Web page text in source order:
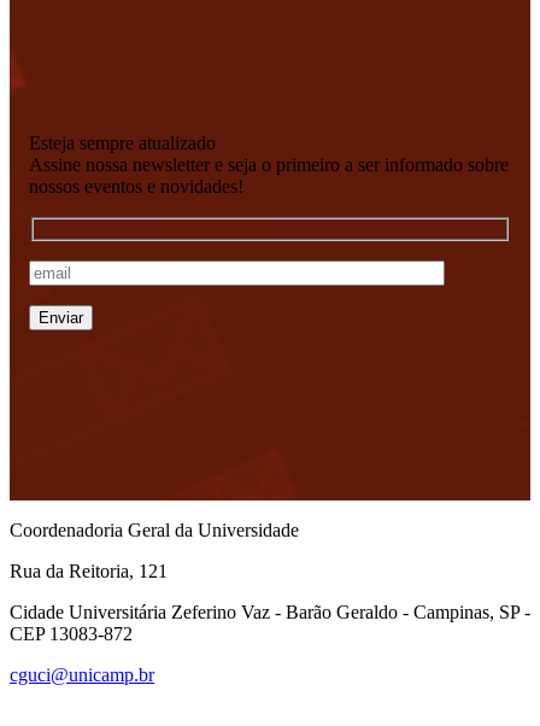
Esteja sempre atualizado
Assine nossa newsletter e seja o primeiro a ser informado sobre
nossos eventos e novidades!
Coordenadoria Geral da Universidade
Rua da Reitoria, 121
Cidade Universitária Zeferino Vaz - Barão Geraldo - Campinas, SP -
CEP 13083-872
cguci@unicamp.br